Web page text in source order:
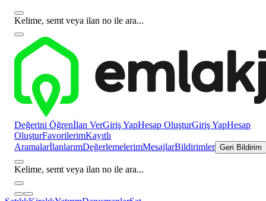
Kelime, semt veya ilan no ile ara...
Değerini Öğrenİlan VerGiriş YapHesap OluşturGiriş YapHesap
OluşturFavorilerimKayıtlı
AramalarİlanlarımDeğerlemelerimMesajlarBildirimler Geri Bildirim
Kelime, semt veya ilan no ile ara...